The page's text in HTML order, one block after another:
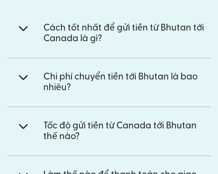
Cách tốt nhất để gửi tiền từ Bhutan tới
Canada là gì?
Chi phí chuyển tiền tới Bhutan là bao
nhiêu?
Tốc độ gửi tiền từ Canada tới Bhutan
thế nào?